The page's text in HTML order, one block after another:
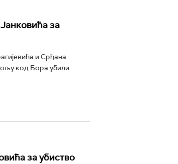
за
и Срђана
код Бора убили
за убиство